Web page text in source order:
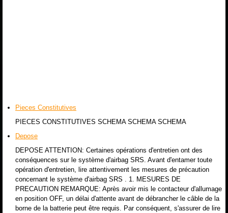
Pieces Constitutives
PIECES CONSTITUTIVES SCHEMA SCHEMA SCHEMA
Depose
DEPOSE ATTENTION: Certaines opérations d'entretien ont des
conséquences sur le système d'airbag SRS. Avant d'entamer toute
opération d'entretien, lire attentivement les mesures de précaution
concernant le système d'airbag SRS . 1. MESURES DE
PRECAUTION REMARQUE: Après avoir mis le contacteur d'allumage
en position OFF, un délai d'attente avant de débrancher le câble de la
borne de la batterie peut être requis. Par conséquent, s'assurer de lire